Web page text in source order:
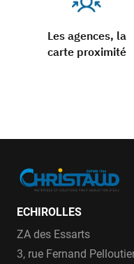
Les agences, la
carte proximité
ECHIROLLES
ZA des Essarts
3, rue Fernand